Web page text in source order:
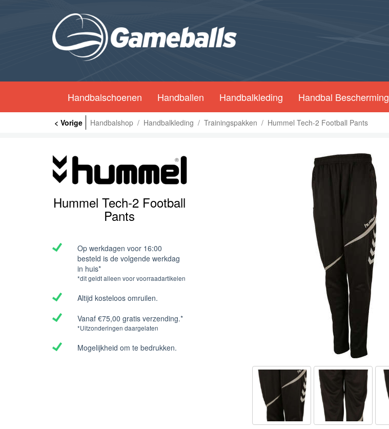
Handbalschoenen Handballen Handbalkleding Handbal Bescherming
< Vorige Handbalshop / Handbalkleding / Trainingspakken / Hummel Tech-2 Football Pants
Hummel Tech-2 Football
Pants
Op werkdagen voor 16:00
besteld is de volgende werkdag
in huis*
*dit geldt alleen voor voorraadartikelen
Altijd kosteloos omruilen.
Vanaf €75,00 gratis verzending.*
*Uitzonderingen daargelaten
Mogelijkheid om te bedrukken.